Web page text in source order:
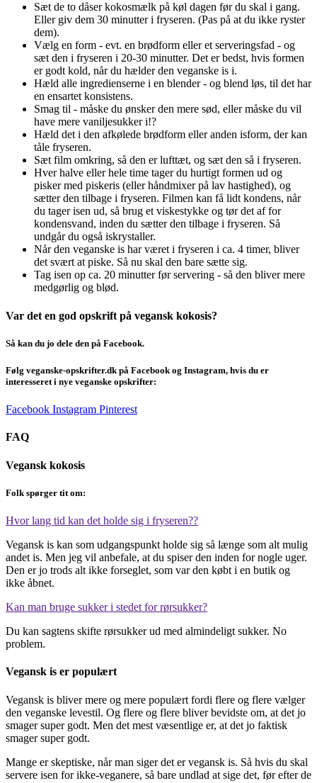
Sæt de to dåser kokosmælk på køl dagen før du skal i gang.
Eller giv dem 30 minutter i fryseren. (Pas på at du ikke ryster
dem).
Vælg en form - evt. en brødform eller et serveringsfad - og
sæt den i fryseren i 20-30 minutter. Det er bedst, hvis formen
er godt kold, når du hælder den veganske is i.
Hæld alle ingredienserne i en blender - og blend løs, til det har
en ensartet konsistens.
Smag til - måske du ønsker den mere sød, eller måske du vil
have mere vaniljesukker i!?
Hæld det i den afkølede brødform eller anden isform, der kan
tåle fryseren.
Sæt film omkring, så den er lufttæt, og sæt den så i fryseren.
Hver halve eller hele time tager du hurtigt formen ud og
pisker med piskeris (eller håndmixer på lav hastighed), og
sætter den tilbage i fryseren. Filmen kan få lidt kondens, når
du tager isen ud, så brug et viskestykke og tør det af for
kondensvand, inden du sætter den tilbage i fryseren. Så
undgår du også iskrystaller.
Når den veganske is har været i fryseren i ca. 4 timer, bliver
det svært at piske. Så nu skal den bare sætte sig.
Tag isen op ca. 20 minutter før servering - så den bliver mere
medgørlig og blød.
Var det en god opskrift på vegansk kokosis?
Så kan du jo dele den på Facebook.
Følg veganske-opskrifter.dk på Facebook og Instagram, hvis du er
interesseret i nye veganske opskrifter:
Facebook Instagram Pinterest
FAQ
Vegansk kokosis
Folk spørger tit om:
Hvor lang tid kan det holde sig i fryseren??
Vegansk is kan som udgangspunkt holde sig så længe som alt mulig
andet is. Men jeg vil anbefale, at du spiser den inden for nogle uger.
Den er jo trods alt ikke forseglet, som var den købt i en butik og
ikke åbnet.
Kan man bruge sukker i stedet for rørsukker?
Du kan sagtens skifte rørsukker ud med almindeligt sukker. No
problem.
Vegansk is er populært
Vegansk is bliver mere og mere populært fordi flere og flere vælger
den veganske levestil. Og flere og flere bliver bevidste om, at det jo
smager super godt. Men det mest væsentlige er, at det jo faktisk
smager super godt.
Mange er skeptiske, når man siger det er vegansk is. Så hvis du skal
servere isen for ikke-veganere, så bare undlad at sige det, før efter de